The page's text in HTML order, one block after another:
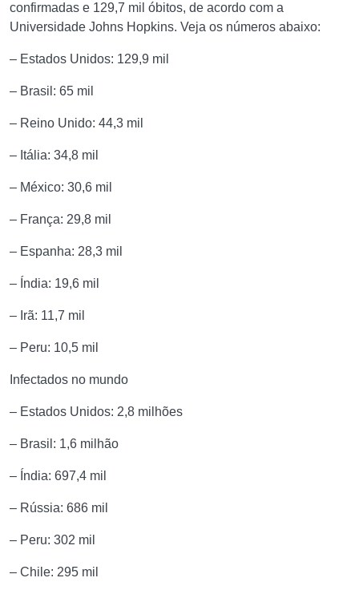
confirmadas e 129,7 mil óbitos, de acordo com a
Universidade Johns Hopkins. Veja os números abaixo:
– Estados Unidos: 129,9 mil
– Brasil: 65 mil
– Reino Unido: 44,3 mil
– Itália: 34,8 mil
– México: 30,6 mil
– França: 29,8 mil
– Espanha: 28,3 mil
– Índia: 19,6 mil
– Irã: 11,7 mil
– Peru: 10,5 mil
Infectados no mundo
– Estados Unidos: 2,8 milhões
– Brasil: 1,6 milhão
– Índia: 697,4 mil
– Rússia: 686 mil
– Peru: 302 mil
– Chile: 295 mil